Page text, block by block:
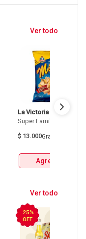
Ver todo
La Victoria -
Mi X To
Super Familiar La
$ 13.000Gramo
Agregar
Ver todo
25%
OFF